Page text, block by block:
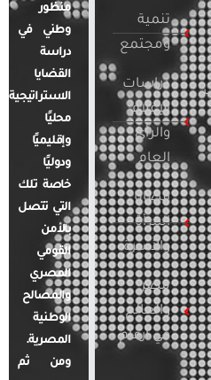
تنمية
ومجتمع
دراسات
الإعلام
والرأي
العام
قضايا
المرأة
والأسرة
مصر
والعالم
في أرقام
منظور
وطني في
دراسة
القضايا
الاستراتيجية
محليًا
وإقليميًا
ودوليًا
خاصة تلك
التي تتصل
بالأمن
القومي
المصري
والمصالح
الوطنية
المصرية.
ومن ثم